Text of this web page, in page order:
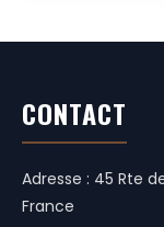
CONTACT
Adresse : 45 Rte
France